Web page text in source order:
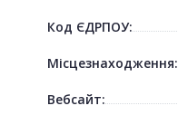
Код ЄДРПОУ:
Місцезнаходження:
Вебсайт: